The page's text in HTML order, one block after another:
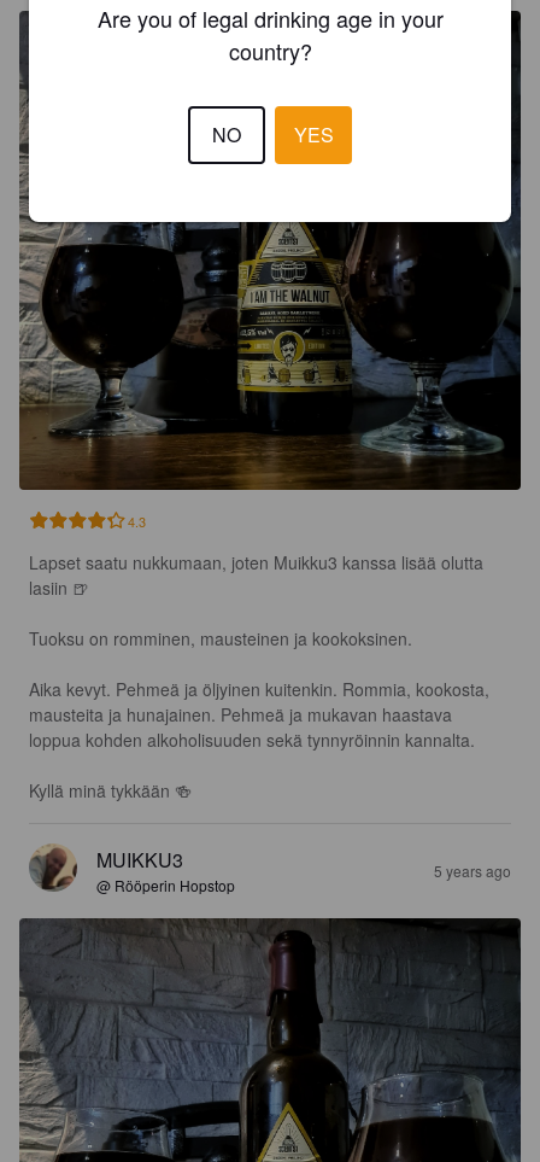
4.3
Lapset saatu nukkumaan, joten Muikku3 kanssa lisää olutta
lasiin 🍺
Tuoksu on romminen, mausteinen ja kookoksinen.
Aika kevyt. Pehmeä ja öljyinen kuitenkin. Rommia, kookosta,
mausteita ja hunajainen. Pehmeä ja mukavan haastava
loppua kohden alkoholisuuden sekä tynnyröinnin kannalta.
Kyllä minä tykkään 🍻
MUIKKU3
@ Rööperin Hopstop
5 years ago
Are you of legal drinking age in your
country?
NO YES